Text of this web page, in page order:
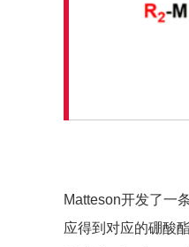
Matteson开发了一
应得到对应的硼酸